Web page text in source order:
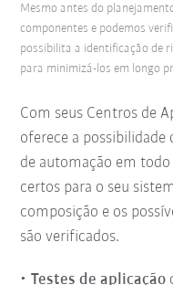
Com seus Centros de
oferece a
de automação em
certos para o seu
composição e os
são verificados.
Testes de aplicação
Mesmo antes do
componentes e podemos
possibilita a identificação de
para minimizá-los em longo